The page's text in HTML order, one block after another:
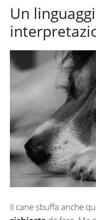
Un
Il cane sbuffa anche